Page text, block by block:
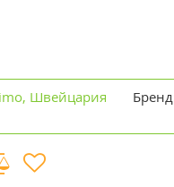
Швейцария